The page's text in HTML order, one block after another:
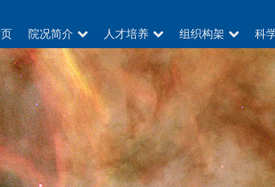
院况简介 人才培养 组织构架 科